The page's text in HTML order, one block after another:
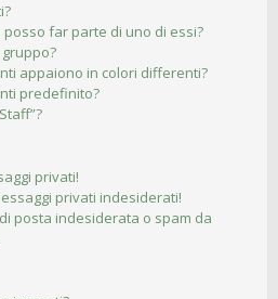
far parte di uno di essi?
appaiono in colori differenti?
predefinito?
privati!
privati indesiderati!
posta indesiderata o spam da